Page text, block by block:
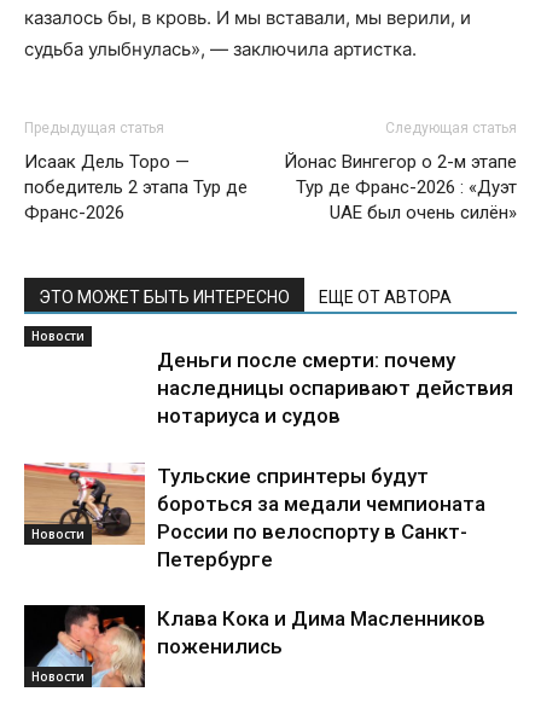
казалось бы, в кровь. И мы вставали, мы верили, и
судьба улыбнулась», — заключила артистка.
Предыдущая статья
Исаак Дель Торо —
победитель 2 этапа Тур де
Франс-2026
Следующая статья
Йонас Вингегор о 2-м этапе
Тур де Франс-2026 : «Дуэт
UAE был очень силён»
ЭТО МОЖЕТ БЫТЬ ИНТЕРЕСНО ЕЩЕ ОТ АВТОРА
Новости
Деньги после смерти: почему
наследницы оспаривают действия
нотариуса и судов
Новости
Тульские спринтеры будут
бороться за медали чемпионата
России по велоспорту в Санкт-
Петербурге
Новости
Клава Кока и Дима Масленников
поженились